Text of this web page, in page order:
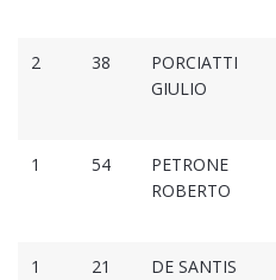
2 38
PORCIATTI
GIULIO
1 54
PETRONE
ROBERTO
1 21
DE SANTIS